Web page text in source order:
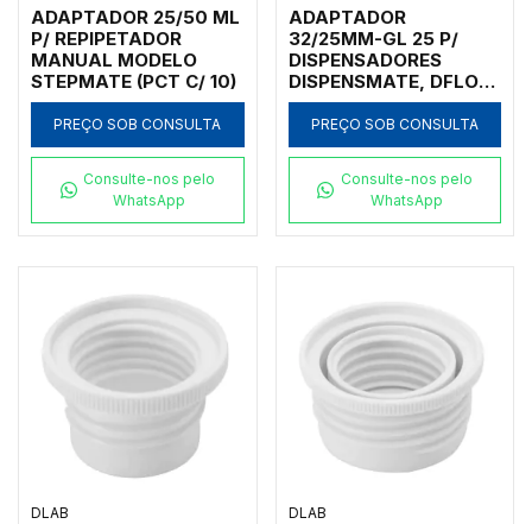
ADAPTADOR 25/50 ML
P/ REPIPETADOR
MANUAL MODELO
STEPMATE (PCT C/ 10)
PREÇO SOB CONSULTA
Consulte-nos pelo
WhatsApp
ADAPTADOR
32/25MM-GL 25 P/
DISPENSADORES
DISPENSMATE, DFLOW
E DTRITE
PREÇO SOB CONSULTA
Consulte-nos pelo
WhatsApp
DLAB DLAB